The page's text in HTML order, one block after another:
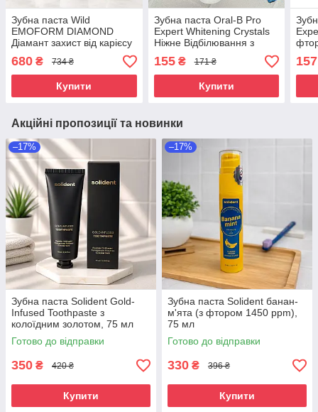
Зубна паста Wild
EMOFORM DIAMOND
Діамант захист від карієсу
75 мл
680 ₴ 734 ₴
Купити
Зубна паста Oral-B Pro
Expert Whitening Crystals
Ніжне Відбілювання з
фторидом олова 75 мл
для захисту від карієсу та
плям
155₴ 171 ₴
Купити
для
157
Акційні пропозиції та новинки
–17%
Зубна паста Solident Gold-
Infused Toothpaste з
колоїдним золотом, 75 мл
Готово до відправки
350 ₴ 420 ₴
Купити
–17%
Зубна паста Solident банан-
м'ята (з фтором 1450 ppm),
75 мл
Готово до відправки
330 ₴ 396 ₴
Купити